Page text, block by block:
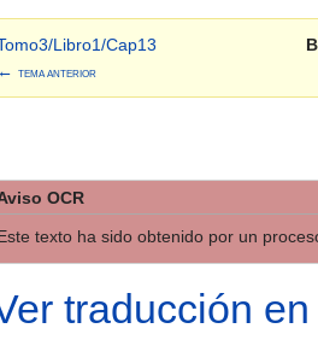
Libro1/Cap13
← TEMA ANTERIOR
OCR
texto ha sido obtenido por un
traducción